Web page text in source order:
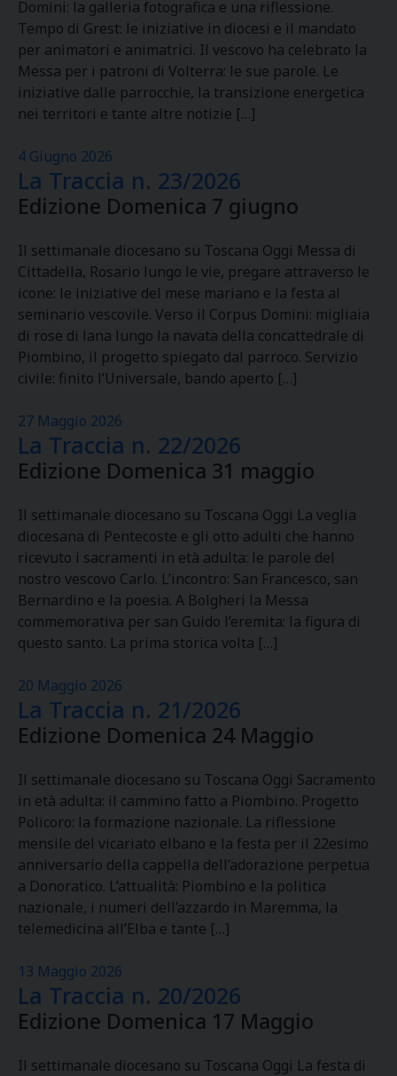
Domini: la galleria fotografica e una riflessione.
Tempo di Grest: le iniziative in diocesi e il mandato
per animatori e animatrici. Il vescovo ha celebrato la
Messa per i patroni di Volterra: le sue parole. Le
iniziative dalle parrocchie, la transizione energetica
nei territori e tante altre notizie […]
4 Giugno 2026
La Traccia n. 23/2026
Edizione Domenica 7 giugno
Il settimanale diocesano su Toscana Oggi Messa di
Cittadella, Rosario lungo le vie, pregare attraverso le
icone: le iniziative del mese mariano e la festa al
seminario vescovile. Verso il Corpus Domini: migliaia
di rose di lana lungo la navata della concattedrale di
Piombino, il progetto spiegato dal parroco. Servizio
civile: finito l’Universale, bando aperto […]
27 Maggio 2026
La Traccia n. 22/2026
Edizione Domenica 31 maggio
Il settimanale diocesano su Toscana Oggi La veglia
diocesana di Pentecoste e gli otto adulti che hanno
ricevuto i sacramenti in età adulta: le parole del
nostro vescovo Carlo. L’incontro: San Francesco, san
Bernardino e la poesia. A Bolgheri la Messa
commemorativa per san Guido l’eremita: la figura di
questo santo. La prima storica volta […]
20 Maggio 2026
La Traccia n. 21/2026
Edizione Domenica 24 Maggio
Il settimanale diocesano su Toscana Oggi Sacramento
in età adulta: il cammino fatto a Piombino. Progetto
Policoro: la formazione nazionale. La riflessione
mensile del vicariato elbano e la festa per il 22esimo
anniversario della cappella dell’adorazione perpetua
a Donoratico. L’attualità: Piombino e la politica
nazionale, i numeri dell’azzardo in Maremma, la
telemedicina all’Elba e tante […]
13 Maggio 2026
La Traccia n. 20/2026
Edizione Domenica 17 Maggio
Il settimanale diocesano su Toscana Oggi La festa di